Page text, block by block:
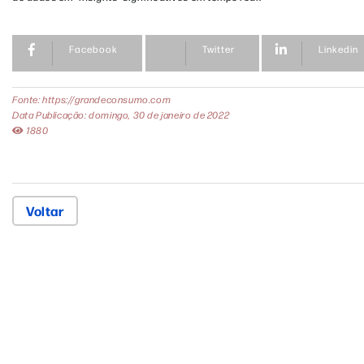
Facebook Twitter Linkedin
Fonte: https://grandeconsumo.com
Data Publicação: domingo, 30 de janeiro de 2022
1880
Voltar